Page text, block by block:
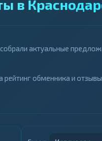
в
актуальные
обменника и